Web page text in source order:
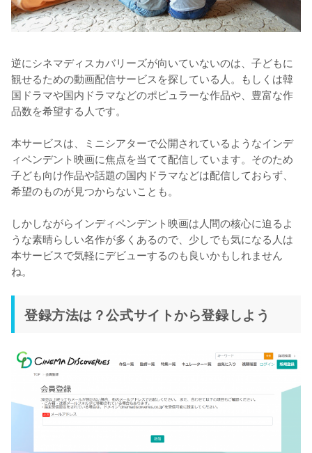
逆にシネマディスカバリーズが向いていないのは、子どもに
観せるための動画配信サービスを探している人。もしくは韓
国ドラマや国内ドラマなどのポピュラーな作品や、豊富な作
品数を希望する人です。
本サービスは、ミニシアターで公開されているようなインデ
ィペンデント映画に焦点を当てて配信しています。そのため
子ども向け作品や話題の国内ドラマなどは配信しておらず、
希望のものが見つからないことも。
しかしながらインディペンデント映画は人間の核心に迫るよ
うな素晴らしい名作が多くあるので、少しでも気になる人は
本サービスで気軽にデビューするのも良いかもしれません
ね。
登録方法は？公式サイトから登録しよう